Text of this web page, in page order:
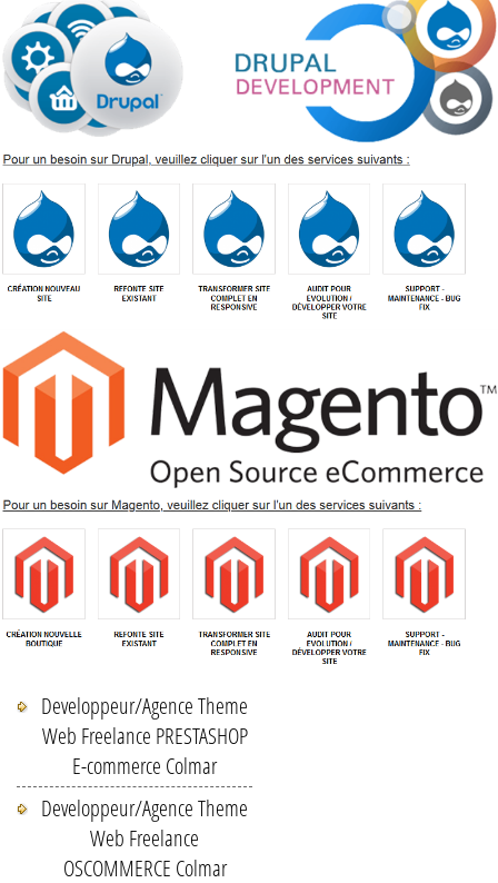
Developpeur/Agence Theme
Web Freelance PRESTASHOP
E-commerce Colmar
Developpeur/Agence Theme
Web Freelance
OSCOMMERCE Colmar